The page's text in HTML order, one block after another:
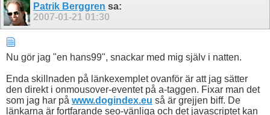
Patrik Berggren sa:
2007-01-21 01:30
Nu gör jag "en hans99", snackar med mig själv i natten.
Enda skillnaden på länkexemplet ovanför är att jag sätter
den direkt i onmousover-eventet på a-taggen. Fixar man det
som jag har på www.dogindex.eu så är grejjen biff. De
länkarna är fortfarande seo-vänliga och det javascriptet kan